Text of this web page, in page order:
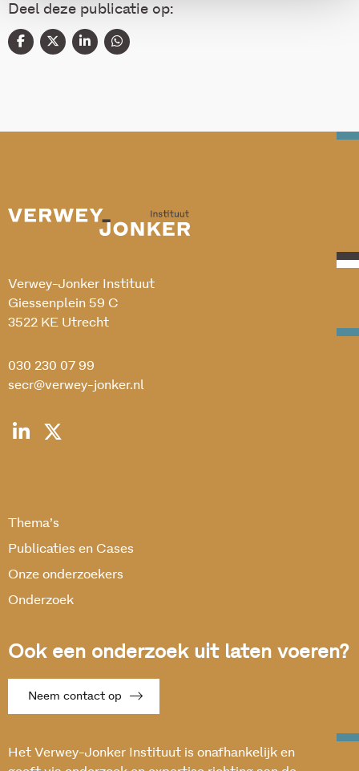
Deel deze publicatie op:
Verwey-Jonker Instituut
Giessenplein 59 C
3522 KE Utrecht
030 230 07 99
secr@verwey-jonker.nl
Thema’s
Publicaties en Cases
Onze onderzoekers
Onderzoek
Ook een onderzoek uit laten voeren?
Neem contact op
Het Verwey-Jonker Instituut is onafhankelijk en